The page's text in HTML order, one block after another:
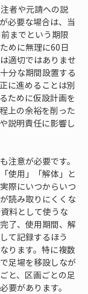
者や元請への説
必要な場合は、当
までという期限
めに無理に60日
適切ではありませ
分な期間設置する
に進めることは別
ために仮設計画を
上の余裕を削った
説明責任に影響し
注意が必要です。
使用」「解体」と
際にいつからいつ
読み取りにくくな
料として使うな
了、使用期間、解
て記録するほう
ります。特に複数
足場を移設しなが
と、区画ごとの足
要があります。